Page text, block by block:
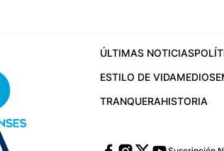
ÚLTIMAS NOTICIAS
ESTILO DE VIDAMEDIOS
TRANQUERAHISTORIA